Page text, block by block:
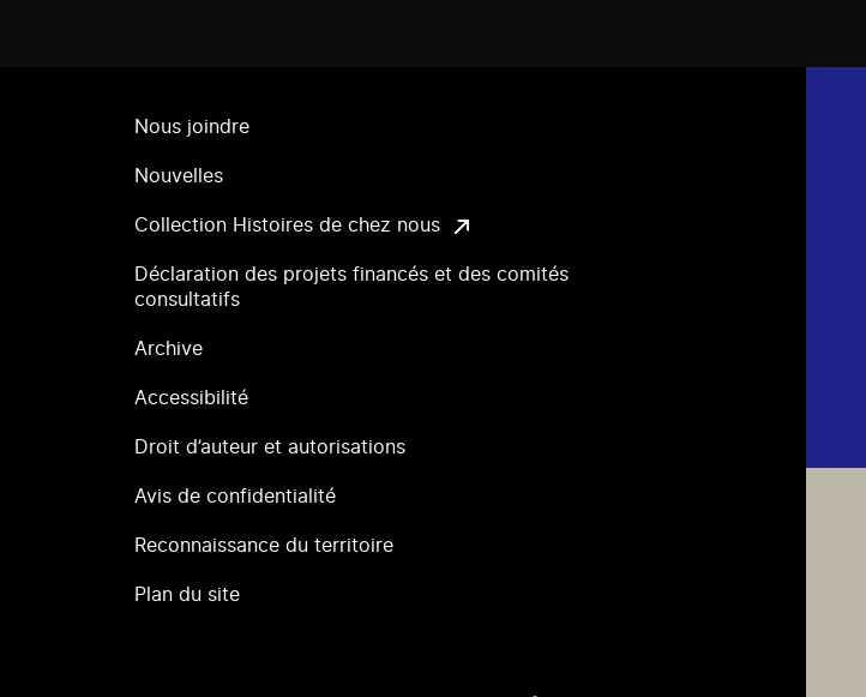
Nous joindre
Nouvelles
Collection Histoires de chez nous
Déclaration des projets financés et des comités
consultatifs
Archive
Accessibilité
Droit d’auteur et autorisations
Avis de confidentialité
Reconnaissance du territoire
Plan du site